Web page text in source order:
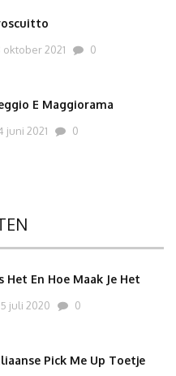
oktober 2021 0
E Maggiorama
juni 2021 0
En Hoe Maak Je Het
juli 2020 0
Pick Me Up Toetje